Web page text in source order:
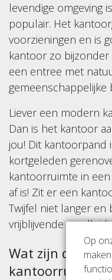
levendige omgeving
populair. Het
voorzieningen en is
kantoor zo bijzonder
een entree met
gemeenschappelijke
Liever een modern
Dan is het kantoor
jou! Dit kantoorpand
kortgeleden
kantoorruimte in
af is! Zit er een
Twijfel niet langer en
vrijblijvende
Wat zijn de
kantoorruimte
Op